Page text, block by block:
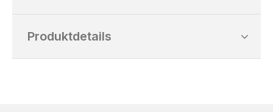
Produktdetails